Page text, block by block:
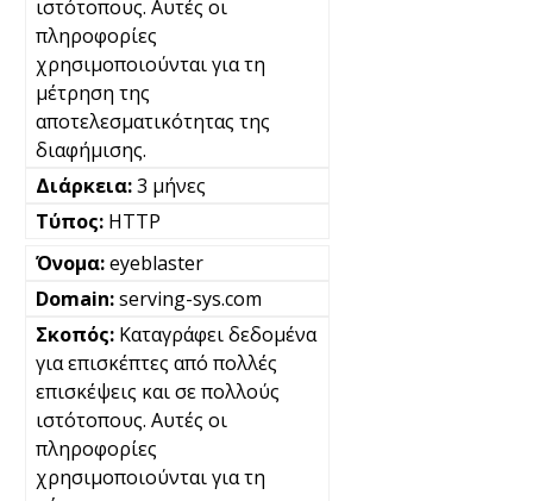
ιστότοπους. Αυτές οι
πληροφορίες
χρησιμοποιούνται για τη
μέτρηση της
αποτελεσματικότητας της
διαφήμισης.
3 μήνες
HTTP
eyeblaster
serving-sys.com
Καταγράφει δεδομένα
για επισκέπτες από πολλές
επισκέψεις και σε πολλούς
ιστότοπους. Αυτές οι
πληροφορίες
χρησιμοποιούνται για τη